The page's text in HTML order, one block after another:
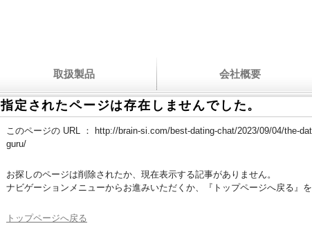
取扱製品 会社概要
指定されたページは存在しませんでした。
このページの URL ：
http://brain-si.com/best-dating-chat/2023/09/04/the-
guru/
お探しのページは削除されたか、現在表示する記事がありません。
ナビゲーションメニューからお進みいただくか、『トップページへ戻る』を
トップページへ戻る